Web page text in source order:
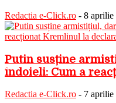
Redactia e-Click.ro - 8 aprilie
Putin susține
îndoieli: Cum a
Redactia e-Click.ro - 7 aprilie